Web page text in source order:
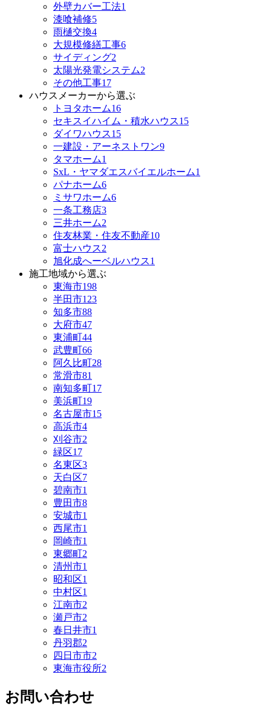
外壁カバー工法1
漆喰補修5
雨樋交換4
大規模修繕工事6
サイディング2
太陽光発電システム2
その他工事17
ハウスメーカーから選ぶ
トヨタホーム16
セキスイハイム・積水ハウス15
ダイワハウス15
一建設・アーネストワン9
タマホーム1
SxL・ヤマダエスバイエルホーム1
パナホーム6
ミサワホーム6
一条工務店3
三井ホーム2
住友林業・住友不動産10
富士ハウス2
旭化成へーベルハウス1
施工地域から選ぶ
東海市198
半田市123
知多市88
大府市47
東浦町44
武豊町66
阿久比町28
常滑市81
南知多町17
美浜町19
名古屋市15
高浜市4
刈谷市2
緑区17
名東区3
天白区7
碧南市1
豊田市8
安城市1
西尾市1
岡崎市1
東郷町2
清州市1
昭和区1
中村区1
江南市2
瀬戸市2
春日井市1
丹羽郡2
四日市市2
東海市役所2
お問い合わせ